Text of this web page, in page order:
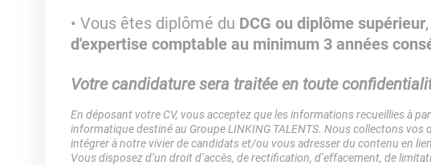
Vous êtes diplômé du DCG ou diplôme supérieur
d'expertise comptable au minimum 3 années
Votre candidature sera traitée en toute
En déposant votre CV, vous acceptez que les informations recueillies à
informatique destiné au Groupe LINKING TALENTS. Nous collectons
intégrer à notre vivier de candidats et/ou vous adresser du contenu en
Vous disposez d’un droit d’accès, de rectification, d’effacement, de